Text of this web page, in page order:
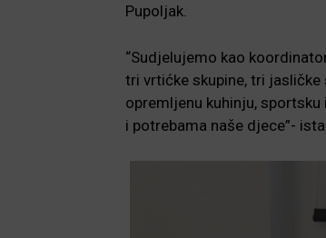
Pupoljak.
“Sudjelujemo kao
tri vrtićke skupine, tri
opremljenu kuhinju,
i potrebama naše djece”-